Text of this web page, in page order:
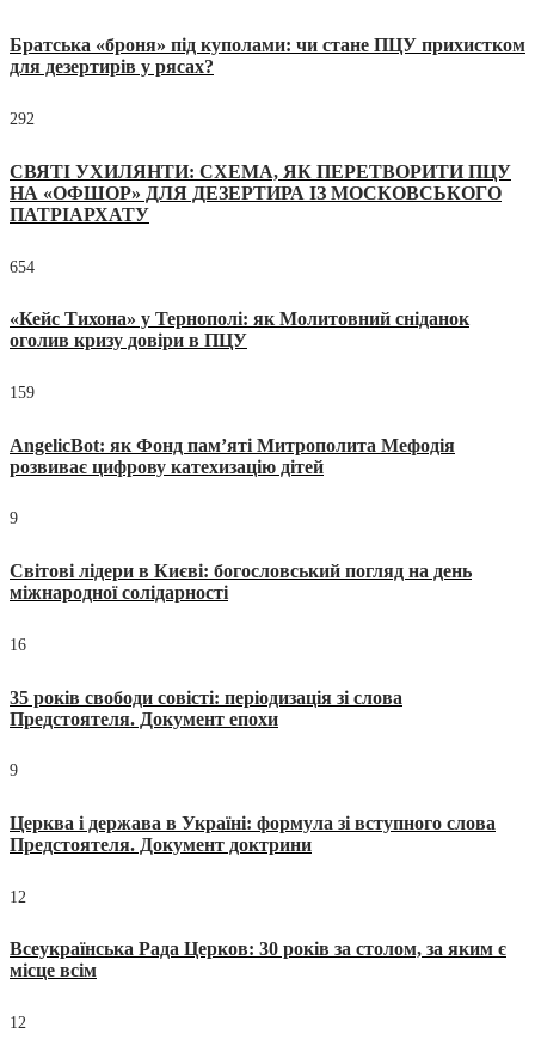
Братська «броня» під куполами: чи стане ПЦУ прихистком
для дезертирів у рясах?
292
СВЯТІ УХИЛЯНТИ: СХЕМА, ЯК ПЕРЕТВОРИТИ ПЦУ
НА «ОФШОР» ДЛЯ ДЕЗЕРТИРА ІЗ МОСКОВСЬКОГО
ПАТРІАРХАТУ
654
«Кейс Тихона» у Тернополі: як Молитовний сніданок
оголив кризу довіри в ПЦУ
159
AngelicBot: як Фонд пам’яті Митрополита Мефодія
розвиває цифрову катехизацію дітей
9
Світові лідери в Києві: богословський погляд на день
міжнародної солідарності
16
35 років свободи совісті: періодизація зі слова
Предстоятеля. Документ епохи
9
Церква і держава в Україні: формула зі вступного слова
Предстоятеля. Документ доктрини
12
Всеукраїнська Рада Церков: 30 років за столом, за яким є
місце всім
12